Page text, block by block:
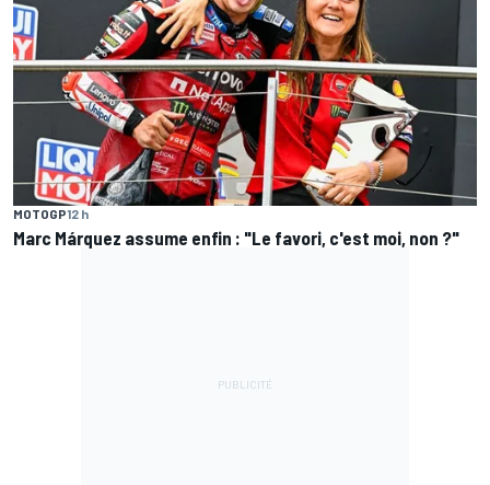
MOTOGP12 h
Marc Márquez assume enfin : "Le favori, c'est moi, non ?"